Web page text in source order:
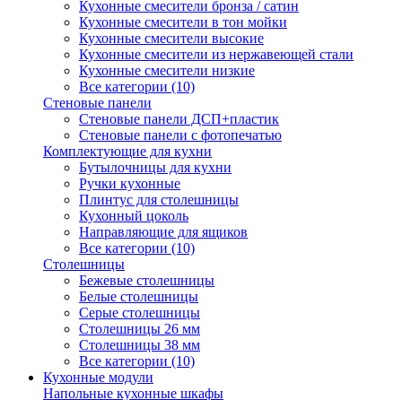
Кухонные смесители бронза / сатин
Кухонные смесители в тон мойки
Кухонные смесители высокие
Кухонные смесители из нержавеющей стали
Кухонные смесители низкие
Все категории (10)
Стеновые панели
Стеновые панели ДСП+пластик
Стеновые панели с фотопечатью
Комплектующие для кухни
Бутылочницы для кухни
Ручки кухонные
Плинтус для столешницы
Кухонный цоколь
Направляющие для ящиков
Все категории (10)
Столешницы
Бежевые столешницы
Белые столешницы
Серые столешницы
Столешницы 26 мм
Столешницы 38 мм
Все категории (10)
Кухонные модули
Напольные кухонные шкафы